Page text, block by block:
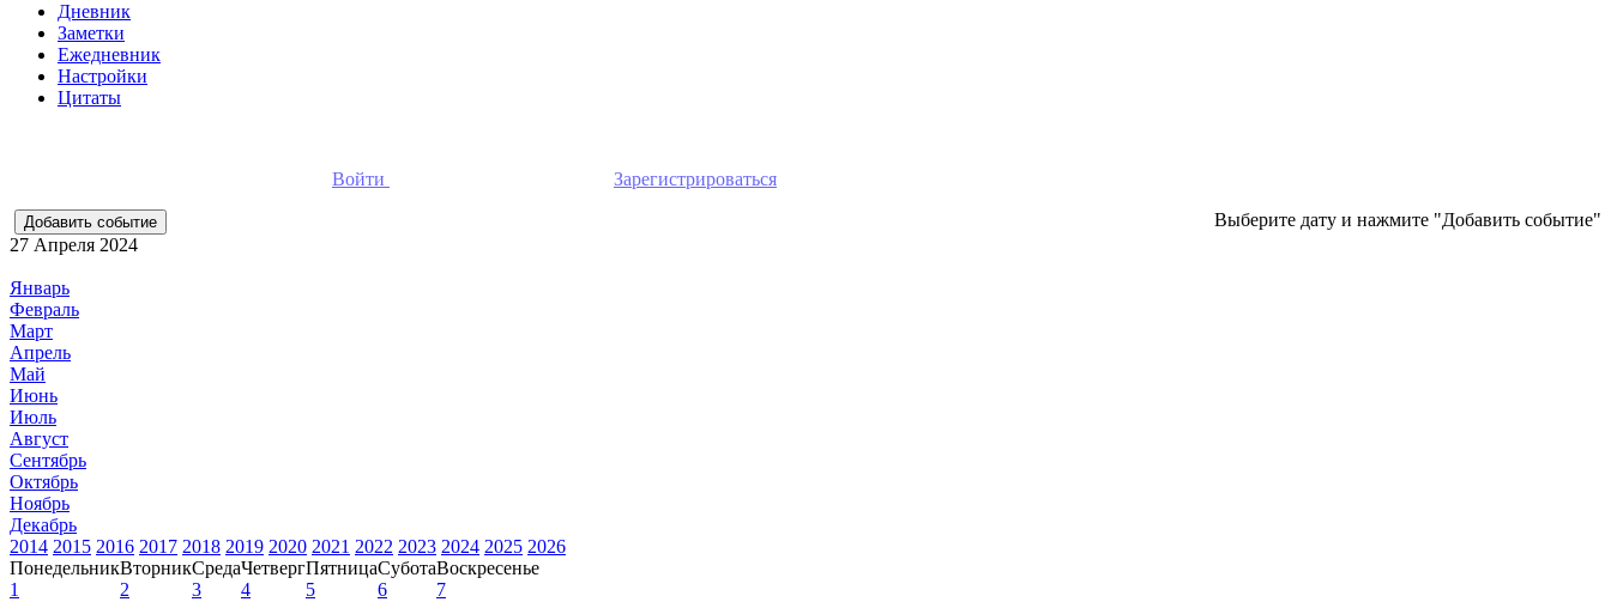
Дневник
Заметки
Ежедневник
Настройки
Цитаты
Войти
Зарегистрироваться
Выберите дату и нажмите "Добавить событие"
27 Апреля 2024
Январь
Февраль
Март
Апрель
Май
Июнь
Июль
Август
Сентябрь
Октябрь
Ноябрь
Декабрь
2014 2015 2016 2017 2018 2019 2020 2021 2022 2023 2024 2025 2026
ПонедельникВторникСредаЧетвергПятницаСуботаВоскресенье
1
2 3 4 5 6 7